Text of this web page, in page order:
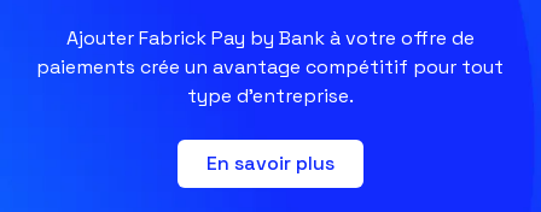
Ajouter Fabrick Pay by Bank à votre offre de
paiements crée un avantage compétitif pour tout
type d’entreprise.
En savoir plus